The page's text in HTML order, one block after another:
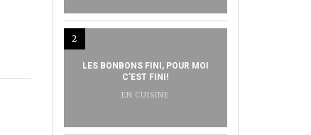
2
LES BONBONS FINI, POUR MOI
C’EST FINI!
EN CUISINE